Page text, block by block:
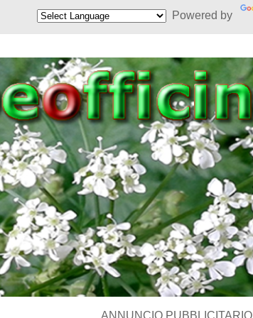
Powered by
ANNUNCIO PUBBLICITARIO